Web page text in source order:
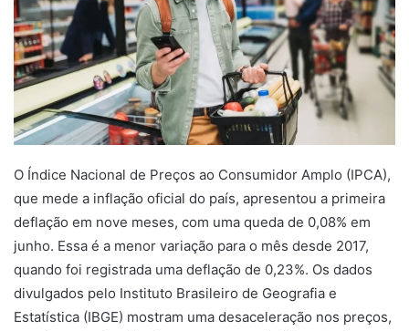
O Índice Nacional de Preços ao Consumidor Amplo (IPCA),
que mede a inflação oficial do país, apresentou a primeira
deflação em nove meses, com uma queda de 0,08% em
junho. Essa é a menor variação para o mês desde 2017,
quando foi registrada uma deflação de 0,23%. Os dados
divulgados pelo Instituto Brasileiro de Geografia e
Estatística (IBGE) mostram uma desaceleração nos preços,